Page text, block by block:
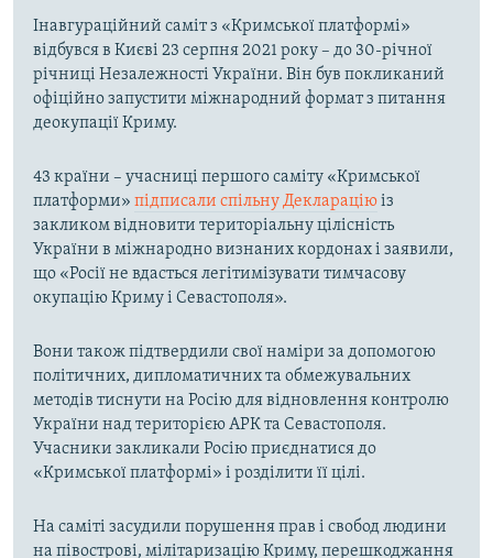
Інавгураційний саміт з «Кримської платформі»
відбувся в Києві 23 серпня 2021 року – до 30-річної
річниці Незалежності України. Він був покликаний
офіційно запустити міжнародний формат з питання
деокупації Криму.
43 країни – учасниці першого саміту «Кримської
платформи» підписали спільну Деклараціюіз
закликом відновити територіальну цілісність
України в міжнародно визнаних кордонах і заявили,
що «Росії не вдасться легітимізувати тимчасову
окупацію Криму і Севастополя».
Вони також підтвердили свої наміри за допомогою
політичних, дипломатичних та обмежувальних
методів тиснути на Росію для відновлення контролю
України над територією АРК та Севастополя.
Учасники закликали Росію приєднатися до
«Кримської платформі» і розділити її цілі.
На саміті засудили порушення прав і свобод людини
на півострові, мілітаризацію Криму, перешкоджання